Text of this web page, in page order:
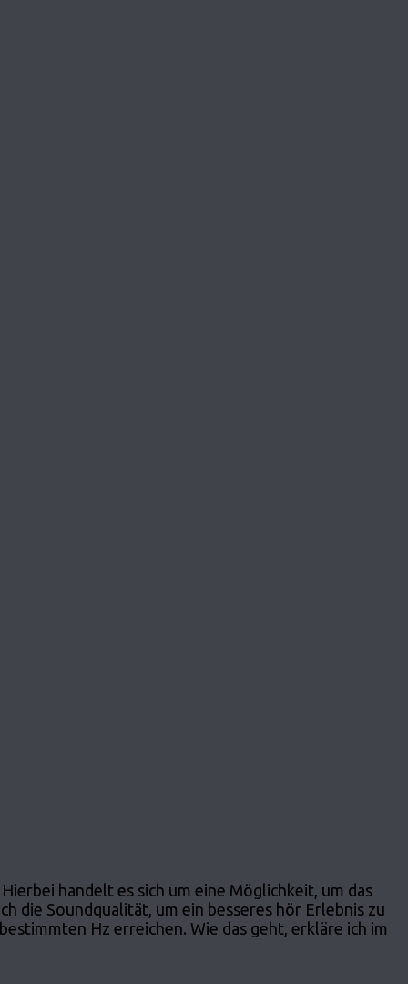
handelt es sich um eine Möglichkeit, um das
die Soundqualität, um ein besseres hör Erlebnis zu
Hz erreichen. Wie das geht, erkläre ich im